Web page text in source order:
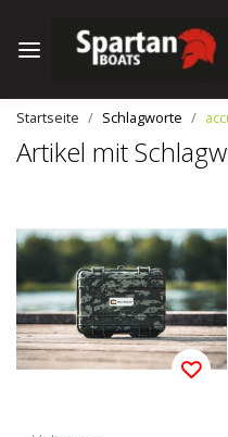
Startseite Schlagworte
Artikel mit